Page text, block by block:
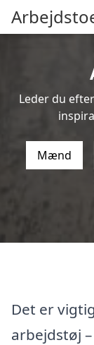
Leder du
Mænd
Det er
arbejdstøj